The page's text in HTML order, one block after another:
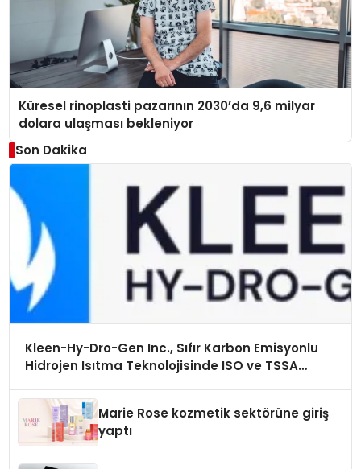
Küresel rinoplasti pazarının 2030’da 9,6 milyar
dolara ulaşması bekleniyor
Son Dakika
Kleen-Hy-Dro-Gen Inc., Sıfır Karbon Emisyonlu
Hidrojen Isıtma Teknolojisinde ISO ve TSSA
Marie Rose kozmetik sektörüne giriş
yaptı